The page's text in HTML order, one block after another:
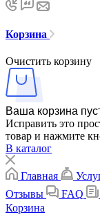
Корзина
Очистить корзину
Ваша корзина
Исправить это
товар и нажмите
В каталог
Главная
Отзывы
FAQ
Корзина